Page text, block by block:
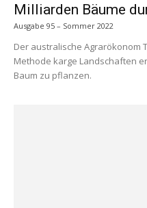
Milliarden Bäume
Ausgabe 95 – Sommer 2022
Der australische Agrarökonom
Methode karge Landschaften
Baum zu pflanzen.